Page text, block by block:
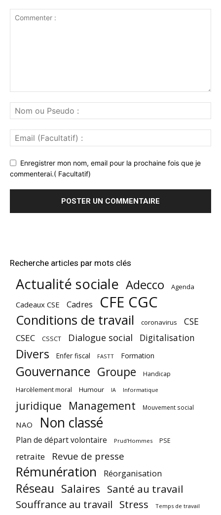
Enregistrer mon nom, email pour la prochaine fois que je
commenterai.( Facultatif)
Recherche articles par mots clés
Actualité sociale Adecco Agenda
Cadeaux CSE Cadres CFE CGC
Conditions de travail coronavirus CSE
CSEC CSSCT Dialogue social Digitalisation
Divers Enfer fiscal FASTT Formation
Gouvernance Groupe Handicap
Harcèlement moral Humour IA Informatique
juridique Management Mouvement social
NAO Non classé
Plan de départ volontaire Prud'Hommes PSE
retraite Revue de presse
Rémunération Réorganisation
Réseau Salaires Santé au travail
Souffrance au travail Stress Temps de travail